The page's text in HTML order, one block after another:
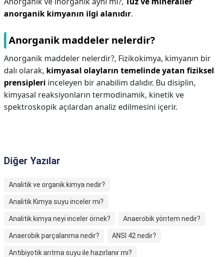
anorganik kimyanın ilgi alanıdır.
Anorganik maddeler nelerdir?
Anorganik maddeler nelerdir?, Fizikokimya, kimyanın bir
dalı olarak, kimyasal olayların temelinde yatan fiziksel
prensipleri inceleyen bir anabilim dalıdır. Bu disiplin,
kimyasal reaksiyonların termodinamik, kinetik ve
spektroskopik açılardan analiz edilmesini içerir.
Diğer Yazılar
Analitik ve organik kimya nedir?
Analitik Kimya suyu inceler mi?
Analitik kimya neyi inceler örnek? Anaerobik yöntem nedir?
Anaerobik parçalanma nedir? ANSI 42 nedir?
Antibiyotik arıtma suyu ile hazırlanır mı?